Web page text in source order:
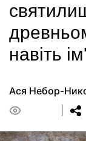
навіть
Ася Небор-